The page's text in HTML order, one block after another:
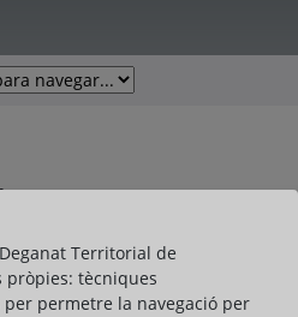
Contacte
Territorial de
pròpies: tècniques
permetre la navegació per